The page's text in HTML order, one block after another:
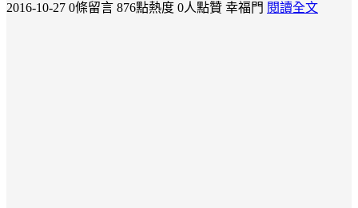
2016-10-27 0條留言 876點熱度 0人點贊 幸福門 閱讀全文